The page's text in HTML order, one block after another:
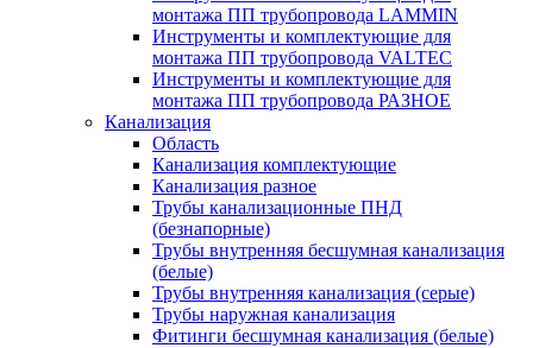
монтажа ПП трубопровода LAMMIN
Инструменты и комплектующие для
монтажа ПП трубопровода VALTEC
Инструменты и комплектующие для
монтажа ПП трубопровода РАЗНОЕ
Канализация
Область
Канализация комплектующие
Канализация разное
Трубы канализационные ПНД
(безнапорные)
Трубы внутренняя бесшумная канализация
(белые)
Трубы внутренняя канализация (серые)
Трубы наружная канализация
Фитинги бесшумная канализация (белые)